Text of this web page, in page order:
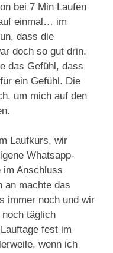
bei 7 Min Laufen
einmal… im
dass die
doch so gut drin.
das Gefühl, dass
ein Gefühl. Die
um mich auf den
Laufkurs, wir
Whatsapp-
im Anschluss
an machte das
immer noch und wir
täglich
fest im
wenn ich